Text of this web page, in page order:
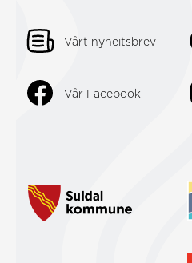
Vårt nyheitsbrev
Vår Facebook